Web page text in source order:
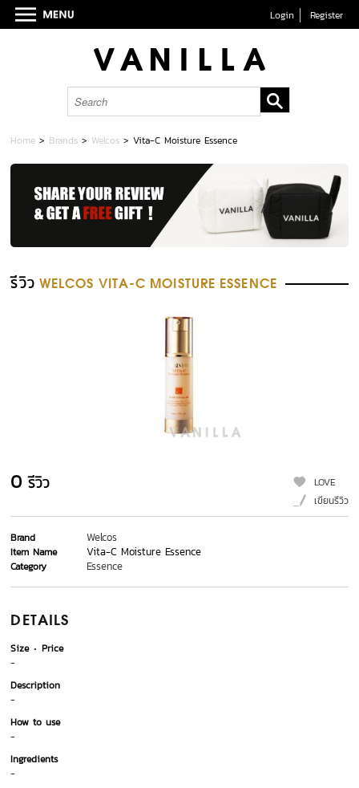
Login Register
Home > Brands > Welcos >Vita-C Moisture Essence
รีวิว WELCOS VITA-C MOISTURE ESSENCE
0 รีวิว
LOVE
เขียนรีวิว
Brand Welcos
Item Name Vita-C Moisture Essence
Category Essence
DETAILS
Size
Price
-
Description
-
How to use
-
Ingredients
-